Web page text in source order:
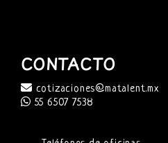
CONTACTO
cotizaciones@matalent.mx
55 6507 7538